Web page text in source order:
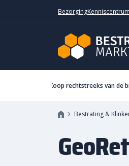
BezorgingKenniscentrum
Koop rechtstreeks van de
Bestrating &